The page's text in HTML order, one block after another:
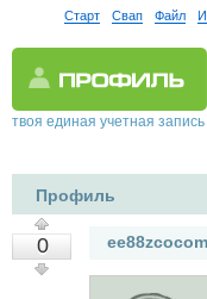
Старт Свап Файл
твоя единая учетная запись
Профиль
0 ee88zcocom